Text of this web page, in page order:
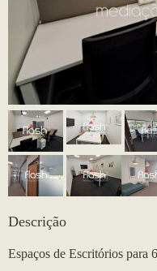
Descrição
Espaços de Escritórios para